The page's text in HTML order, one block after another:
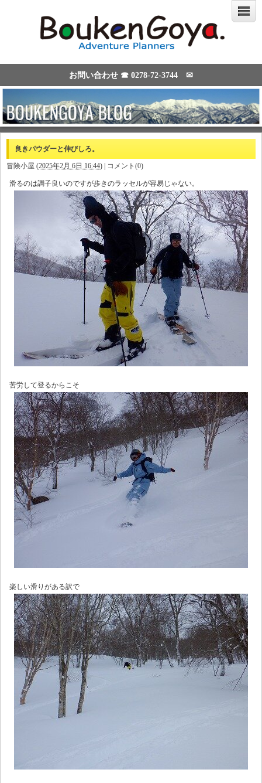
お問い合わせ ☎ 0278-72-3744 ✉
良きパウダーと伸びしろ。
冒険小屋 (2025年2月 6日 16:44) | コメント(0)
滑るのは調子良いのですが歩きのラッセルが容易じゃない。
苦労して登るからこそ
楽しい滑りがある訳で